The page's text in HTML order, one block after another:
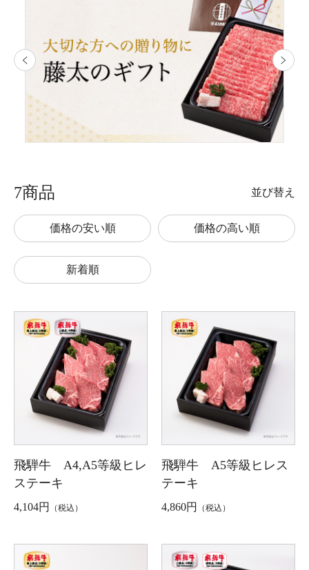
7商品 並び替え
価格の安い順 価格の高い順
新着順
飛騨牛 A4,A5等級ヒレ
ステーキ
4,104円 （税込）
飛騨牛 A5等級ヒレス
テーキ
4,860円 （税込）